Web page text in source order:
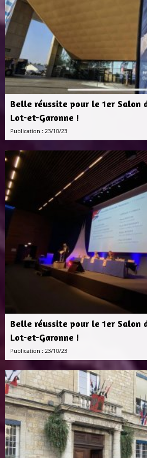
Belle réussite pour le 1er Salon
Lot-et-Garonne !
Publication : 23/10/23
Belle réussite pour le 1er Salon
Lot-et-Garonne !
Publication : 23/10/23